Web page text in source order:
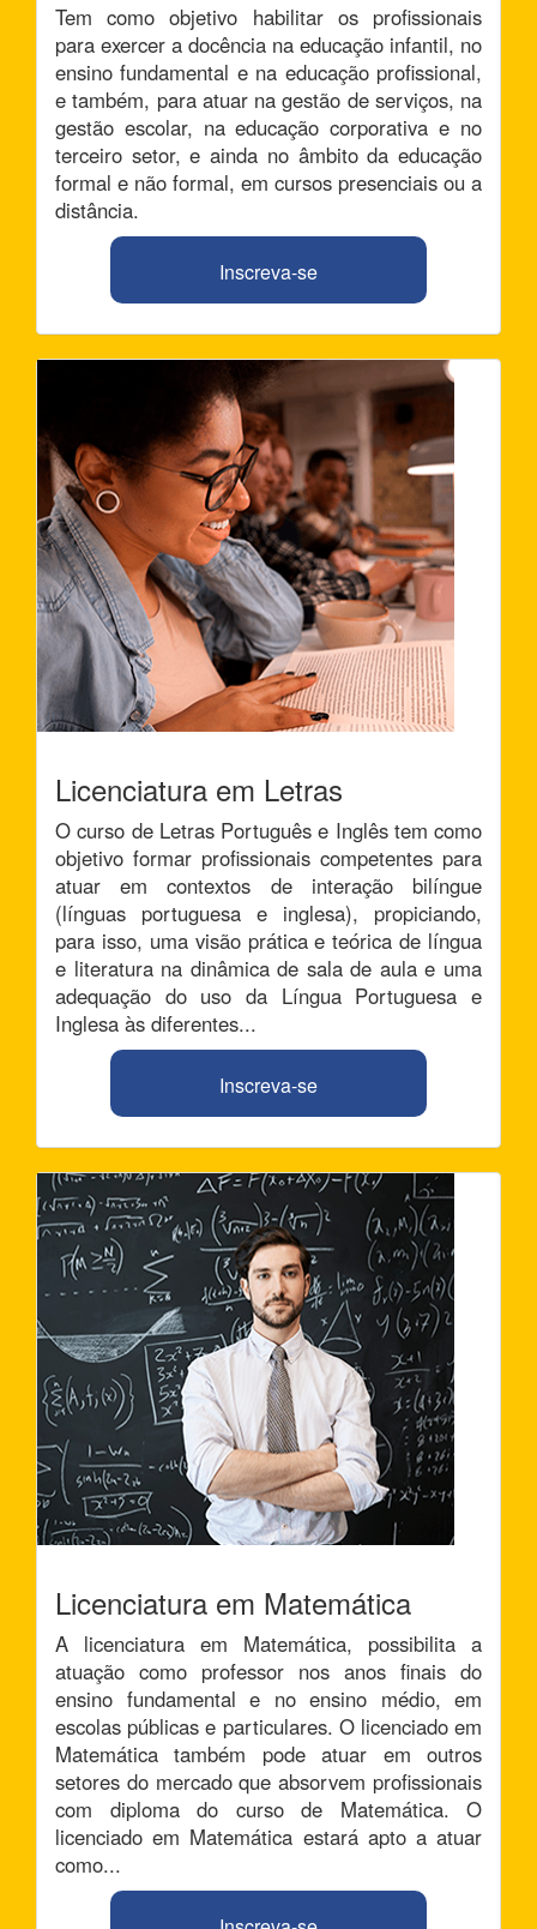
Tem como objetivo habilitar os profissionais
para exercer a docência na educação infantil, no
ensino fundamental e na educação profissional,
e também, para atuar na gestão de serviços, na
gestão escolar, na educação corporativa e no
terceiro setor, e ainda no âmbito da educação
formal e não formal, em cursos presenciais ou a
distância.
Inscreva-se
Licenciatura em Letras
O curso de Letras Português e Inglês tem como
objetivo formar profissionais competentes para
atuar em contextos de interação bilíngue
(línguas portuguesa e inglesa), propiciando,
para isso, uma visão prática e teórica de língua
e literatura na dinâmica de sala de aula e uma
adequação do uso da Língua Portuguesa e
Inglesa às diferentes...
Inscreva-se
Licenciatura em Matemática
A licenciatura em Matemática, possibilita a
atuação como professor nos anos finais do
ensino fundamental e no ensino médio, em
escolas públicas e particulares. O licenciado em
Matemática também pode atuar em outros
setores do mercado que absorvem profissionais
com diploma do curso de Matemática. O
licenciado em Matemática estará apto a atuar
como...